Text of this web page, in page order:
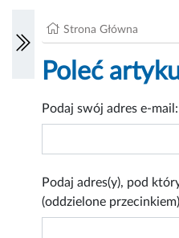
Strona Główna
Poleć
Podaj swój adres e-mail:
Podaj adres(y), pod
(oddzielone